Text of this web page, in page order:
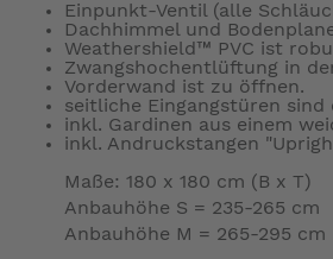
Einpunkt-Ventil (alle
Dachhimmel und
Weathershield™ PVC ist
Zwangshochentlüftung in
Vorderwand ist zu öffnen.
seitliche Eingangstüren sind
inkl. Gardinen aus einem
inkl. Andruckstangen
Maße: 180 x 180 cm (B x T)
Anbauhöhe S = 235-265 cm
Anbauhöhe M = 265-295 cm